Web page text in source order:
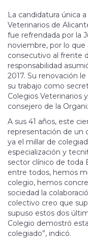
La candidatura única
Veterinarios de
fue refrendada por la
noviembre, por lo
consecutivo al frente
responsabilidad
2017. Su renovación
su trabajo como
Colegios Veterinarios
consejero de la
A sus 41 años, es­te
representación de un
ya el millar de
especialización y
sector clínico de toda
entre todos, hemos
colegio, hemos
sociedad la
colectivo creo que
supuso estos dos
Colegio demostró
colegiado”, indicó.